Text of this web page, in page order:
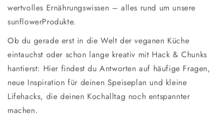
wertvolles Ernährungswissen – alles rund um unsere
sunflowerProdukte.
Ob du gerade erst in die Welt der veganen Küche
eintauchst oder schon lange kreativ mit Hack & Chunks
hantierst: Hier findest du Antworten auf häufige Fragen,
neue Inspiration für deinen Speiseplan und kleine
Lifehacks, die deinen Kochalltag noch entspannter
machen.